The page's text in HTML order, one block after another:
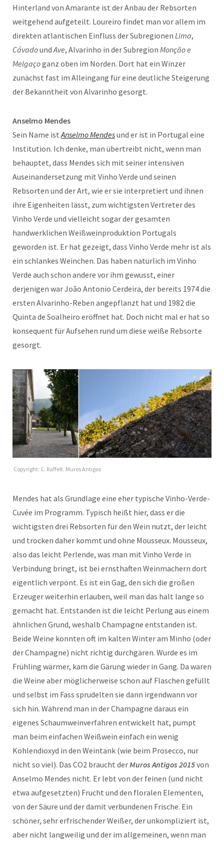
Hinterland von Amarante ist der Anbau der Rebsorten
weitgehend aufgeteilt. Loureiro findet man vor allem im
direkten atlantischen Einfluss der Subregionen Lima,
CávadoundAve, Alvarinho in der Subregion Monção e
Melgaçoganz oben im Norden. Dort hat ein Winzer
zunächst fast im Alleingang für eine deutliche Steigerung
der Bekanntheit von Alvarinho gesorgt.
Anselmo Mendes
Sein Name istAnselmo Mendesund er ist in Portugal eine
Institution. Ich denke, man übertreibt nicht, wenn man
behauptet, dass Mendes sich mit seiner intensiven
Auseinandersetzung mit Vinho Verde und seinen
Rebsorten und der Art, wie er sie interpretiert und ihnen
ihre Eigenheiten lässt, zum wichtigsten Vertreter des
Vinho Verde und vielleicht sogar der gesamten
handwerklichen Weißweinproduktion Portugals
geworden ist. Er hat gezeigt, dass Vinho Verde mehr ist als
ein schlankes Weinchen. Das haben natürlich im Vinho
Verde auch schon andere vor ihm gewusst, einer
derjenigen war João Antonio Cerdeira, der bereits 1974 die
ersten Alvarinho-Reben angepflanzt hat und 1982 die
Quinta de Soalheiro eröffnet hat. Doch nicht mal er hat so
konsequent für Aufsehen rund um diese weiße Rebsorte
gesorgt.
Copyright: C. Raffelt. Muros Antigos
Mendes hat als Grundlage eine eher typische Vinho-Verde-
Cuvée im Programm. Typisch heißt hier, dass er die
wichtigsten drei Rebsorten für den Wein nutzt, der leicht
und trocken daher kommt und ohne Mousseux. Mousseux,
also das leicht Perlende, was man mit Vinho Verde in
Verbindung bringt, ist bei ernsthaften Weinmachern dort
eigentlich verpönt. Es ist ein Gag, den sich die großen
Erzeuger weiterhin erlauben, weil man das halt lange so
gemacht hat. Entstanden ist die leicht Perlung aus einem
ähnlichen Grund, weshalb Champagne entstanden ist.
Beide Weine konnten oft im kalten Winter am Minho (oder
der Champagne) nicht richtig durchgären. Wurde es im
Frühling wärmer, kam die Gärung wieder in Gang. Da waren
die Weine aber möglicherweise schon auf Flaschen gefüllt
und selbst im Fass sprudelten sie dann irgendwann vor
sich hin. Während man in der Champagne daraus ein
eigenes Schaumweinverfahren entwickelt hat, pumpt
man beim einfachen Weißwein einfach ein wenig
Kohlendioxyd in den Weintank (wie beim Prosecco, nur
nicht so viel). Das CO2 braucht derMuros Antigos 2015von
Anselmo Mendes nicht. Er lebt von der feinen (und nicht
etwa aufgesetzten) Frucht und den floralen Elementen,
von der Säure und der damit verbundenen Frische. Ein
schöner, sehr erfrischender Weißer, der unkompliziert ist,
aber nicht langweilig und der im allgemeinen, wenn man